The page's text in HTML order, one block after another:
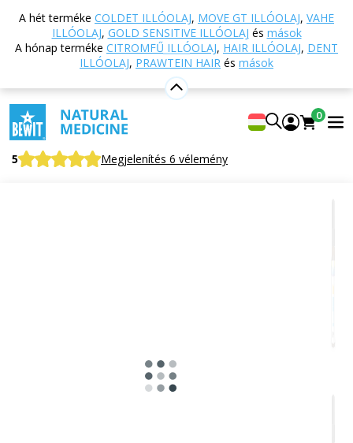
A hét terméke COLDET ILLÓOLAJ, MOVE GT ILLÓOLAJ, VAHE
ILLÓOLAJ, GOLD SENSITIVE ILLÓOLAJ és mások
A hónap terméke CITROMFŰ ILLÓOLAJ, HAIR ILLÓOLAJ, DENT
ILLÓOLAJ, PRAWTEIN HAIR és mások
0
Vissza a főoldalra Webáruház
Aromaterápia
Esszenciális olajok
Esszenciális olaj keverékek
Help P illóolaj
Help P illóolaj
100% tiszta és természetes CTEO® illóolaj keverék
5 Megjelenítés 6 vélemény